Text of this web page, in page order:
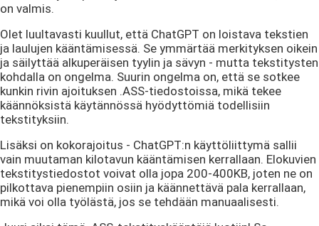
on valmis.
Olet luultavasti kuullut, että ChatGPT on loistava tekstien
ja laulujen kääntämisessä. Se ymmärtää merkityksen oikein
ja säilyttää alkuperäisen tyylin ja sävyn - mutta tekstitysten
kohdalla on ongelma. Suurin ongelma on, että se sotkee
kunkin rivin ajoituksen .ASS-tiedostoissa, mikä tekee
käännöksistä käytännössä hyödyttömiä todellisiin
tekstityksiin.
Lisäksi on kokorajoitus - ChatGPT:n käyttöliittymä sallii
vain muutaman kilotavun kääntämisen kerrallaan. Elokuvien
tekstitystiedostot voivat olla jopa 200-400KB, joten ne on
pilkottava pienempiin osiin ja käännettävä pala kerrallaan,
mikä voi olla työlästä, jos se tehdään manuaalisesti.